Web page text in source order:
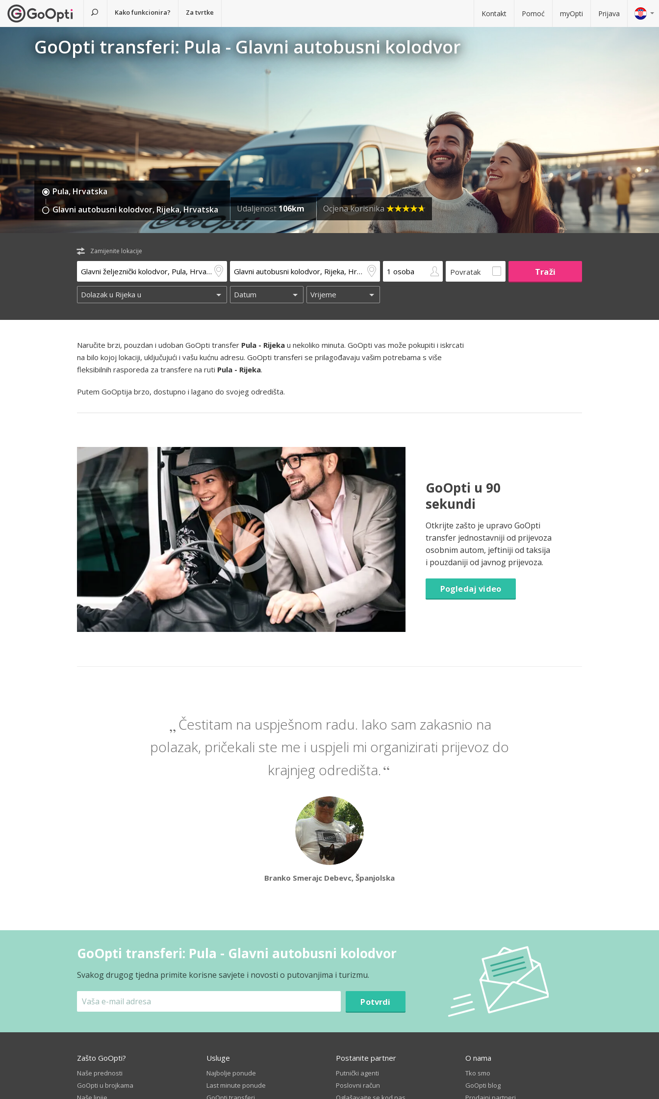
Kako funkcionira? Za tvrtke Kontakt Pomoć myOpti Prijava
GoOpti transferi: Pula - Glavni autobusni kolodvor
Pula, Hrvatska
Glavni autobusni kolodvor, Rijeka, Hrvatska
Udaljenost106km Ocjena korisnika
Zamijenite lokacije
Povratak
Naručite brzi, pouzdan i udoban GoOpti transfer Pula - Rijeka u nekoliko minuta. GoOpti vas može pokupiti i iskrcati
na bilo kojoj lokaciji, uključujući i vašu kućnu adresu. GoOpti transferi se prilagođavaju vašim potrebama s više
fleksibilnih rasporeda za transfere na ruti Pula - Rijeka.
Putem GoOptija brzo, dostupno i lagano do svojeg odredišta.
GoOpti u 90
sekundi
Otkrijte zašto je upravo GoOpti
transfer jednostavniji od prijevoza
osobnim autom, jeftiniji od taksija
i pouzdaniji od javnog prijevoza.
Pogledaj video
Čestitam na uspješnom radu. Iako sam zakasnio na
polazak, pričekali ste me i uspjeli mi organizirati prijevoz do
krajnjeg odredišta.
Branko Smerajc Debevc, Španjolska
GoOpti transferi: Pula - Glavni autobusni kolodvor
Svakog drugog tjedna primite korisne savjete i novosti o putovanjima i turizmu.
Potvrdi
Zašto GoOpti?
Naše prednosti
GoOpti u brojkama
Usluge
Najbolje ponude
Last minute ponude
Postanite partner
Putnički agenti
Poslovni račun
O nama
Tko smo
GoOpti blog